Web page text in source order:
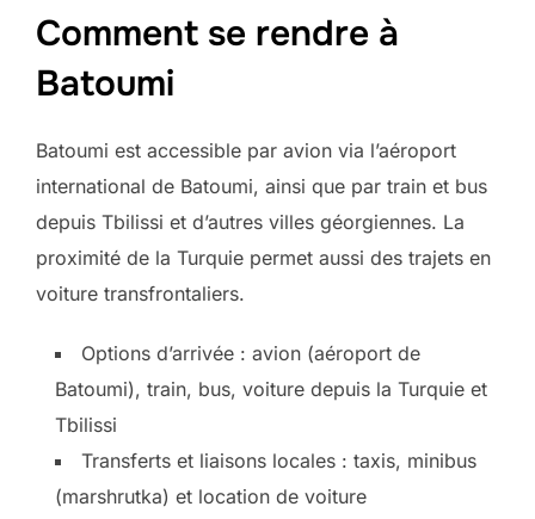
Comment se rendre à
Batoumi
Batoumi est accessible par avion via l’aéroport
international de Batoumi, ainsi que par train et bus
depuis Tbilissi et d’autres villes géorgiennes. La
proximité de la Turquie permet aussi des trajets en
voiture transfrontaliers.
Options d’arrivée : avion (aéroport de
Batoumi), train, bus, voiture depuis la Turquie et
Tbilissi
Transferts et liaisons locales : taxis, minibus
(marshrutka) et location de voiture